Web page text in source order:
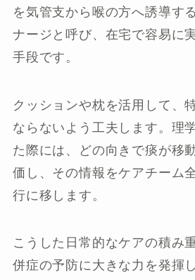
を気管支から喉の方へ誘導す
ナージと呼び、在宅で容易に
手段です。
クッションや枕を活用して、
ならないよう工夫します。理
た際には、どの向きで痰が移
価し、その情報をケアチーム
行に移します。
こうした日常的なケアの積み
併症の予防に大きな力を発揮